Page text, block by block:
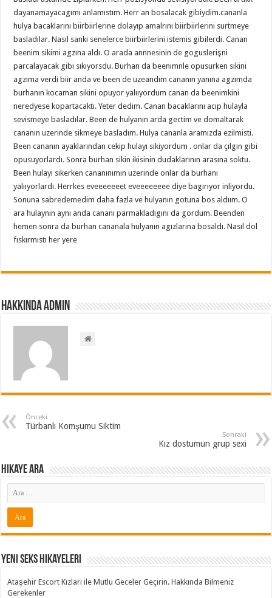
dayanamayacagımı anlamıstım. Herr an bosalacak gibiydim.cananla
hulya bacaklarını biirbiirlerine dolayıp amalrını biirbiirlerini surtmeye
basladılar. Nasıl sanki senelerce biirbiirlerini istemis gibilerdi. Canan
beenim sikimi agzına aldı. O arada annnesinin de goguslerişni
parcalayacak gibi sıkıyorsdu. Burhan da beenimnle opusurken sikini
agzıma verdi biir anda ve been de uzeandım cananın yanına agzımda
burhanın kocaman sikini opuyor yalııyordum canan da beenimkini
neredyese kopartacaktı. Yeter dedim. Canan bacaklarını acıp hulayla
sevismeye basladılar. Been de hulyanın arda gectim ve domaltarak
cananın uzerinde sikmeye basladım. Hulya cananla aramızda ezilmisti.
Been cananın ayaklarından cekip hulayı sikiyordum . onlar da çılgın gibi
opusuyorlardı. Sonra burhan sikin ikisinin dudaklarının arasına soktu.
Been hulayı sikerken cananınımın uzerinde onlar da burhanı
yalııyorlardı. Herrkes eveeeeeeet eveeeeeeee diye bagırıyor inliyordu.
Sonuna sabredemedim daha fazla ve hulyanın gotuna bos aldıım. O
ara hulaynın aynı anda cananı parmakladıgını da gordum. Beenden
hemen sonra da burhan cananala hulyanın agızlarına bosaldı. Nasıl dol
fıskırmıstı her yere
Hakkında admin
Önceki
Türbanlı Komşumu Siktim
Sonraki
Kız dostumun grup sexi
Hikaye ARA
Yeni Seks Hikayeleri
Ataşehir Escort Kızları ile Mutlu Geceler Geçirin. Hakkında Bilmeniz
Gerekenler